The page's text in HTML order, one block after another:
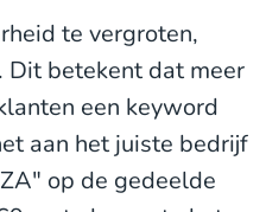
te vergroten,
Dit betekent dat meer
een keyword
aan het juiste bedrijf
op de gedeelde